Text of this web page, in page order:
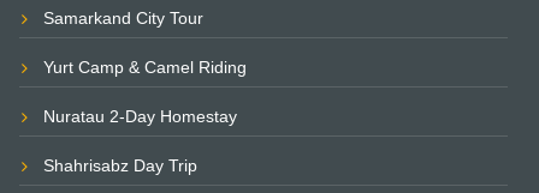
Samarkand City Tour
Yurt Camp & Camel Riding
Nuratau 2-Day Homestay
Shahrisabz Day Trip